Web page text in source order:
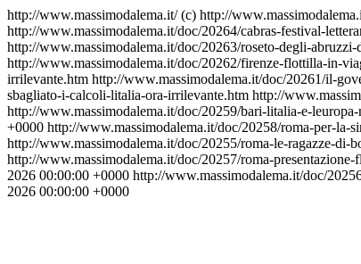
http://www.massimodalema.it/(c) http://
http://www.massimodalema.it/doc/20264/cabras-festival-
http://www.massimodalema.it/doc/20263/roseto-degli-
http://www.massimodalema.it/doc/20262/firenze-flottilla-in-
irrilevante.htm http://www.massimodalema.it/doc/20261/il-
sbagliato-i-calcoli-litalia-ora-irrilevante.htm http://
http://www.massimodalema.it/doc/20259/bari-litalia-e-
+0000 http://www.massimodalema.it/doc/20258/roma-per-la-
http://www.massimodalema.it/doc/20255/roma-le-ragazze-di-
http://www.massimodalema.it/doc/20257/roma-
2026 00:00:00 +0000 http://www.massimodalema.it/doc/
2026 00:00:00 +0000